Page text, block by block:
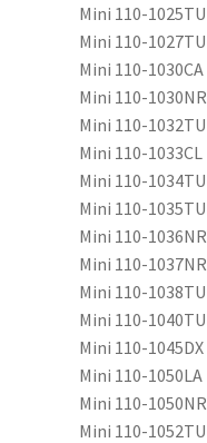
Mini 110-1025TU
Mini 110-1027TU
Mini 110-1030CA
Mini 110-1030NR
Mini 110-1032TU
Mini 110-1033CL
Mini 110-1034TU
Mini 110-1035TU
Mini 110-1036NR
Mini 110-1037NR
Mini 110-1038TU
Mini 110-1040TU
Mini 110-1045DX
Mini 110-1050LA
Mini 110-1050NR
Mini 110-1052TU